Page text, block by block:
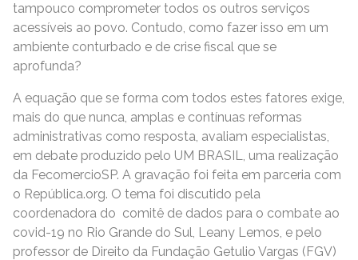
tampouco comprometer todos os outros serviços
acessíveis ao povo. Contudo, como fazer isso em um
ambiente conturbado e de crise fiscal que se
aprofunda?
A equação que se forma com todos estes fatores exige,
mais do que nunca, amplas e contínuas reformas
administrativas como resposta, avaliam especialistas,
em debate produzido pelo UM BRASIL, uma realização
da FecomercioSP. A gravação foi feita em parceria com
o República.org. O tema foi discutido pela
coordenadora do comitê de dados para o combate ao
covid-19 no Rio Grande do Sul, Leany Lemos, e pelo
professor de Direito da Fundação Getulio Vargas (FGV)